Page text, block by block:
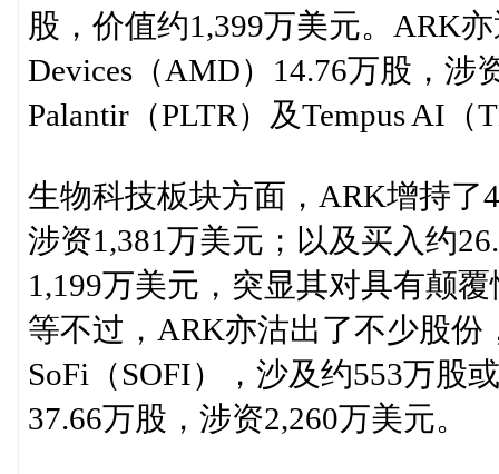
股，价值约1,399万美元。ARK
Devices（AMD）14.76万股，涉
Palantir（PLTR）及Tempus AI（
生物科技板块方面，ARK增持了
涉资1,381万美元；以及买入约
1,199万美元，突显其对具有颠
等不过，ARK亦沽出了不少股份
SoFi（SOFI），沙及约553万股
37.66万股，涉资2,260万美元。